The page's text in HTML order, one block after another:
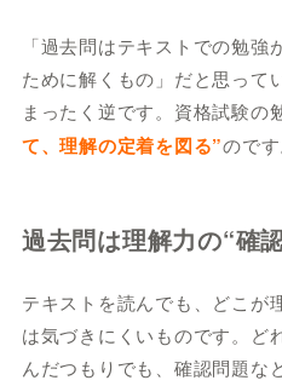
「過去問はテキストでの勉
ために解くもの」だと思って
まったく逆です。資格試験の
て、理解の定着を図る”のです
過去問は理解力の“確
テキストを読んでも、どこが
は気づきにくいものです。ど
んだつもりでも、確認問題な